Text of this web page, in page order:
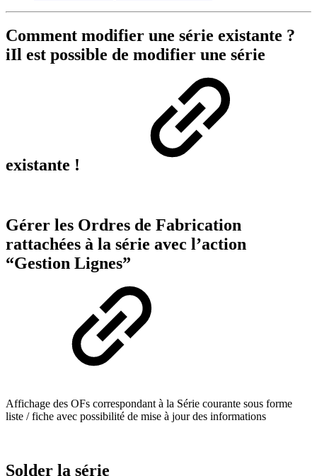
Comment modifier une série existante ?
iIl est possible de modifier une série
existante !
Gérer les Ordres de Fabrication
rattachées à la série avec l’action
“Gestion Lignes”
Affichage des OFs correspondant à la Série courante sous forme
liste / fiche avec possibilité de mise à jour des informations
Solder la série